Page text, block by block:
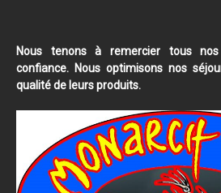
Nous tenons à remercier tous
confiance. Nous optimisons nos
qualité de leurs produits.